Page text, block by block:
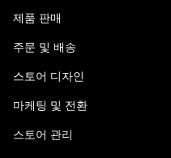
제품 판매
주문 및 배송
스토어 디자인
마케팅 및 전환
스토어 관리